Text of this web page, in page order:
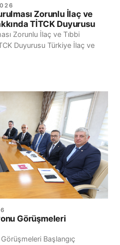
Zorunlu İlaç ve
TİTCK Duyurusu
Zorunlu İlaç ve Tıbbi
Duyurusu Türkiye İlaç ve
Dairesi Başkanlığı
Görüşmeleri
Başlangıç